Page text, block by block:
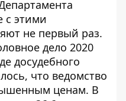
с этими
не первый раз.
дело 2020
досудебного
что ведомство
ценам. В